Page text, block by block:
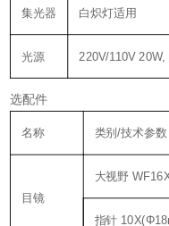
集光器 白炽灯适用
光源 220V/110V 20W,
选配件
名称 类别/技术参数
目镜
大视野
指针